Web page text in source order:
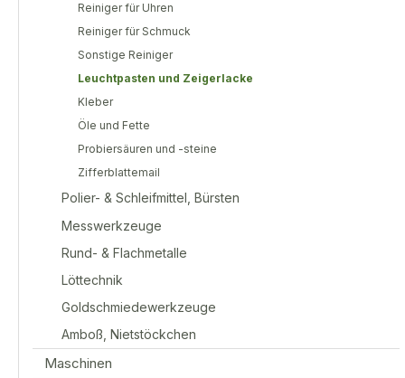
Reiniger für Uhren
Reiniger für Schmuck
Sonstige Reiniger
Leuchtpasten und Zeigerlacke
Kleber
Öle und Fette
Probiersäuren und -steine
Zifferblattemail
Polier- & Schleifmittel, Bürsten
Messwerkzeuge
Rund- & Flachmetalle
Löttechnik
Goldschmiedewerkzeuge
Amboß, Nietstöckchen
Maschinen